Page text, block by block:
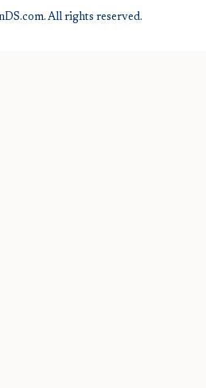
All rights reserved.